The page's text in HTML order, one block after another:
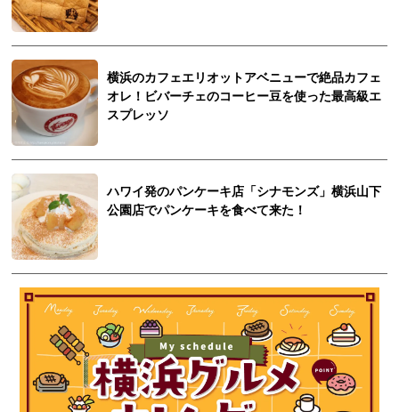
横浜のカフェエリオットアベニューで絶品カフェ
オレ！ビバーチェのコーヒー豆を使った最高級エ
スプレッソ
ハワイ発のパンケーキ店「シナモンズ」横浜山下
公園店でパンケーキを食べて来た！